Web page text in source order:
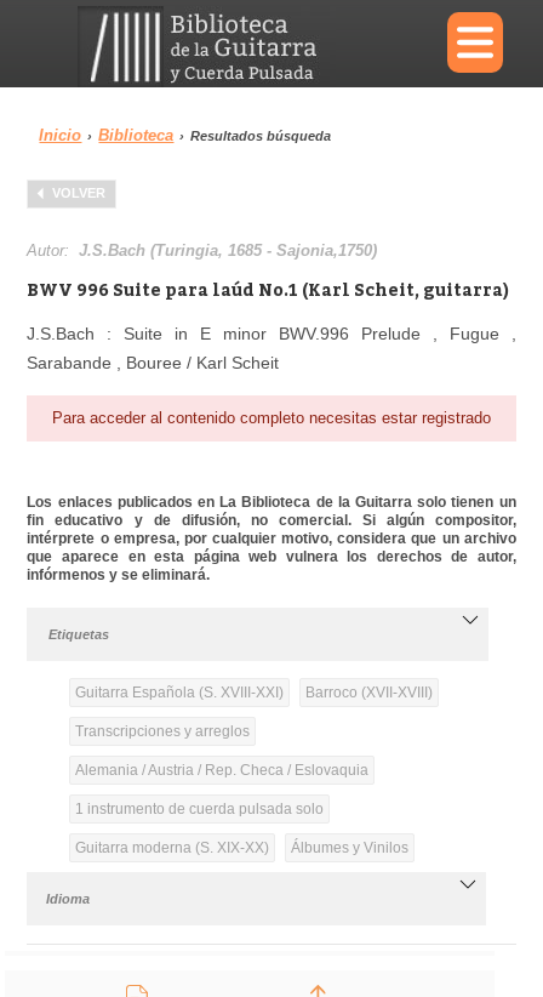
×
Menu
Biblioteca Diccionario
Área personal
Inicio › Biblioteca › Resultados búsqueda
VOLVER
Autor:J.S.Bach (Turingia, 1685 - Sajonia,1750)
BWV 996 Suite para laúd No.1 (Karl Scheit, guitarra)
J.S.Bach : Suite in E minor BWV.996 Prelude , Fugue ,
Sarabande , Bouree / Karl Scheit
Para acceder al contenido completo necesitas estar registrado
Los enlaces publicados en La Biblioteca de la Guitarra solo tienen un
fin educativo y de difusión, no comercial. Si algún compositor,
intérprete o empresa, por cualquier motivo, considera que un archivo
que aparece en esta página web vulnera los derechos de autor,
infórmenos y se eliminará.
Etiquetas
Guitarra Española (S. XVIII-XXI) Barroco (XVII-XVIII)
Transcripciones y arreglos
Alemania / Austria / Rep. Checa / Eslovaquia
1 instrumento de cuerda pulsada solo
Guitarra moderna (S. XIX-XX) Álbumes y Vinilos
Idioma